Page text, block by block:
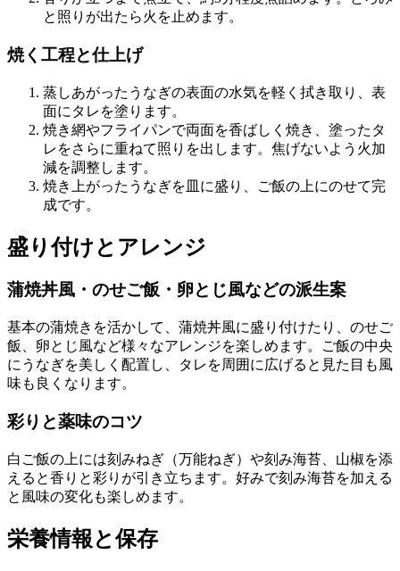
と照りが出たら火を止めます。
焼く工程と仕上げ
蒸しあがったうなぎの表面の水気を軽く拭き取り、表
面にタレを塗ります。
焼き網やフライパンで両面を香ばしく焼き、塗ったタ
レをさらに重ねて照りを出します。焦げないよう火加
減を調整します。
焼き上がったうなぎを皿に盛り、ご飯の上にのせて完
成です。
盛り付けとアレンジ
蒲焼丼風・のせご飯・卵とじ風などの派生案
基本の蒲焼きを活かして、蒲焼丼風に盛り付けたり、のせご
飯、卵とじ風など様々なアレンジを楽しめます。ご飯の中央
にうなぎを美しく配置し、タレを周囲に広げると見た目も風
味も良くなります。
彩りと薬味のコツ
白ご飯の上には刻みねぎ（万能ねぎ）や刻み海苔、山椒を添
えると香りと彩りが引き立ちます。好みで刻み海苔を加える
と風味の変化も楽しめます。
栄養情報と保存